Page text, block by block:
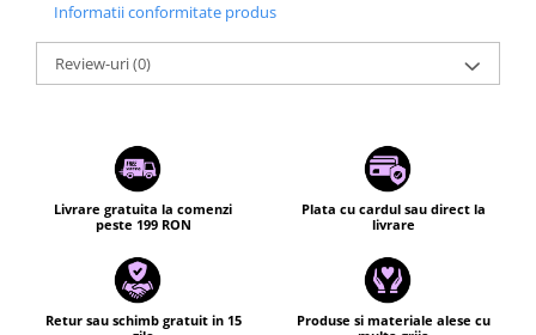
Informatii conformitate produs
Review-uri(0)
Livrare gratuita la comenzi
peste 199 RON
Plata cu cardul sau direct la
livrare
Retur sau schimb gratuit in 15
Produse si materiale alese cu